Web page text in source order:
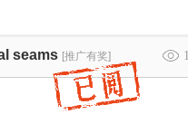
seams [推广有奖]